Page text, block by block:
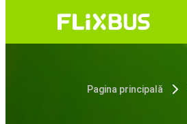
Pagina principală